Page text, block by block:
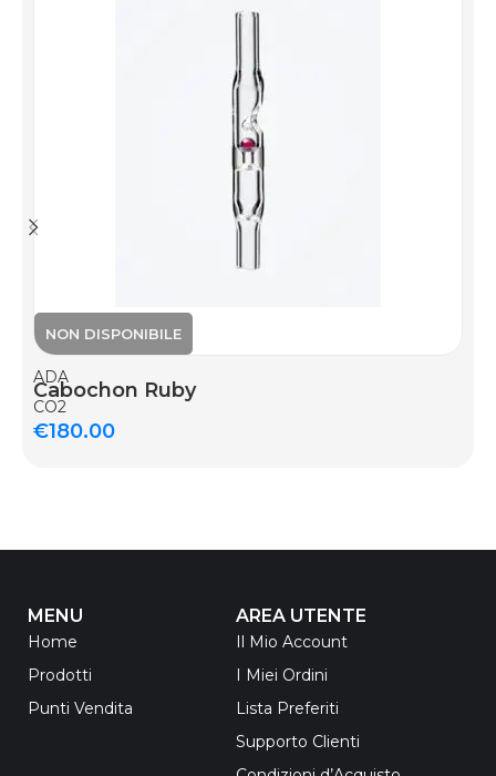
ADA
Cabochon Ruby
CO2
€180.00
MENU
Home
Prodotti
Punti Vendita
AREA UTENTE
Il Mio Account
I Miei Ordini
Lista Preferiti
Supporto Clienti